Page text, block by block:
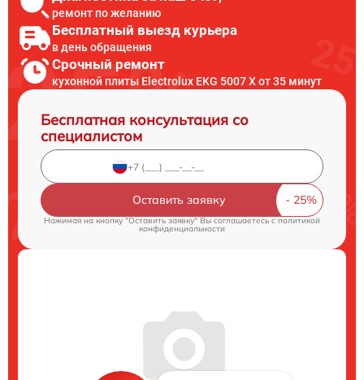
ремонт по желанию
Бесплатный выезд курьера
в день обращения
Срочный ремонт
кухонной плиты Electrolux EKG 5007 X от 35 минут
Бесплатная консультация со
специалистом
Оставить заявку
Нажимая на кнопку "Оставить заявку" Вы соглашаетесь cполитикой
конфиденциальности